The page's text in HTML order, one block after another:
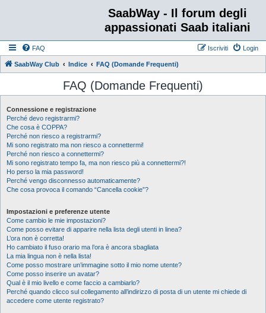
SaabWay - Il forum degli
appassionati Saab italiani
FAQ Login
Iscriviti
SaabWay Club Indice FAQ (Domande Frequenti)
FAQ (Domande Frequenti)
Connessione e registrazione
Perché devo registrarmi?
Che cosa è COPPA?
Perché non riesco a registrarmi?
Mi sono registrato ma non riesco a connettermi!
Perché non riesco a connettermi?
Mi sono registrato tempo fa, ma non riesco più a connettermi?!
Ho perso la mia password!
Perché vengo disconnesso automaticamente?
Che cosa provoca il comando “Cancella cookie”?
Impostazioni e preferenze utente
Come cambio le mie impostazioni?
Come posso evitare di apparire nella lista degli utenti in linea?
L’ora non è corretta!
Ho cambiato il fuso orario ma l’ora è ancora sbagliata
La mia lingua non è nella lista!
Come posso mostrare un’immagine sotto il mio nome utente?
Come posso inserire un avatar?
Qual è il mio livello e come faccio a cambiarlo?
Perché quando clicco sul collegamento all’indirizzo di posta di un utente mi chiede di
accedere come utente registrato?